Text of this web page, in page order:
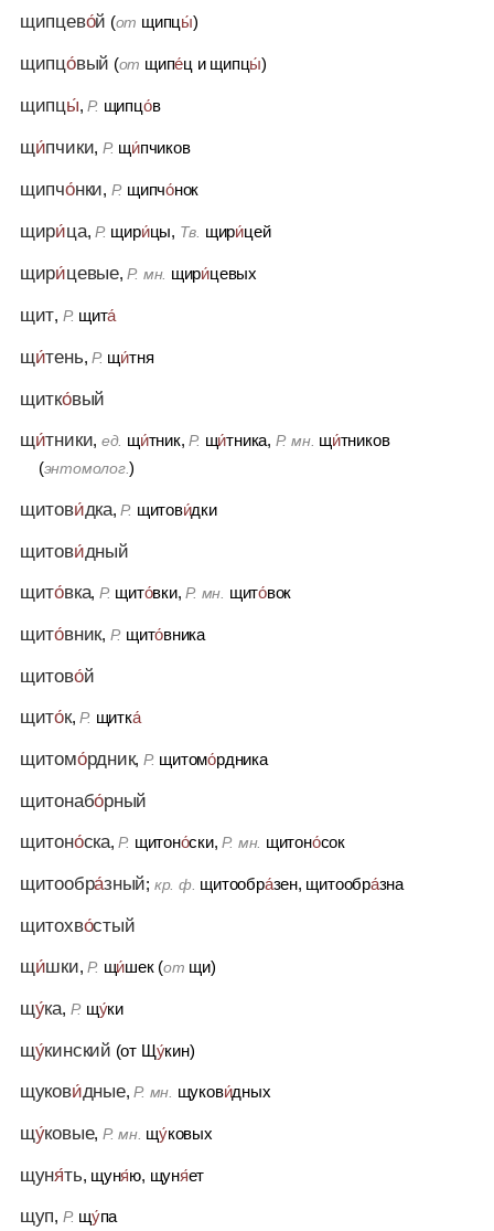
щипцево́й (от щипцы́)
щипцо́вый (от щипе́ц и щипцы́)
щипцы́,Р. щипцо́в
щи́пчики, Р. щи́пчиков
щипчо́нки, Р. щипчо́нок
щири́ца,Р. щири́цы, Тв. щири́цей
щири́цевые,Р. мн. щири́цевых
щит, Р. щита́
щи́тень,Р. щи́тня
щитко́вый
щи́тники, ед. щи́тник,Р. щи́тника, Р. мн. щи́тников
(энтомолог.)
щитови́дка,Р. щитови́дки
щитови́дный
щито́вка, Р. щито́вки,Р. мн. щито́вок
щито́вник, Р. щито́вника
щитово́й
щито́к,Р. щитка́
щитомо́рдник,Р. щитомо́рдника
щитонабо́рный
щитоно́ска,Р. щитоно́ски,Р. мн. щитоно́сок
щитообра́зный; кр. ф. щитообра́зен, щитообра́зна
щитохво́стый
щи́шки,Р. щи́шек (от щи)
щу́ка, Р. щу́ки
щу́кинский (от Щ у́кин)
щукови́дные,Р. мн. щукови́дных
щу́ковые, Р. мн. щу́ковых
щуня́ть, щуня́ю, щуня́ет
щуп, Р. щу́па